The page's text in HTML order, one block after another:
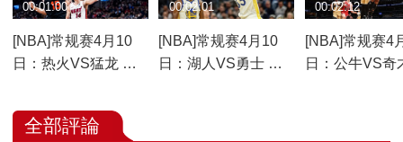
[NBA]常规赛4月10
日：热火VS猛龙 比
00:01:00
[NBA]常规赛4月10
日：湖人VS勇士 比
00:02:01
[NBA]常规赛4
日：公牛VS奇
00:02:12
全部評論